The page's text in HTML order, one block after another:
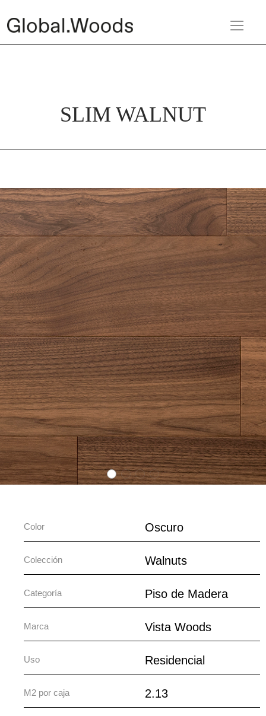
SLIM WALNUT
Color Oscuro
Colección Walnuts
Categoría Piso de Madera
Marca Vista Woods
Uso Residencial
M2 por caja 2.13